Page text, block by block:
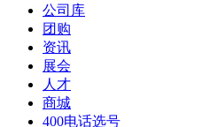
公司库
团购
资讯
展会
人才
商城
400电话选号